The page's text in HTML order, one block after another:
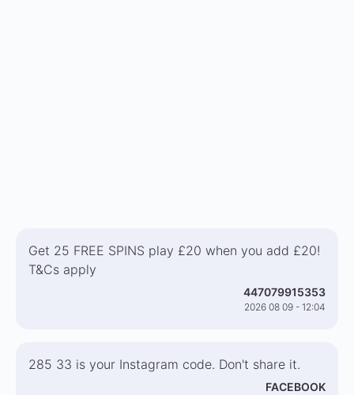
Get 25 FREE SPINS play £20 when you add £20!
T&Cs apply
447079915353
2026 08 09 - 12:04
285 33 is your Instagram code. Don't share it.
FACEBOOK